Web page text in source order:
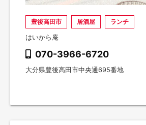
豊後高田市 居酒屋 ランチ
はいから庵
070-3966-6720
大分県豊後高田市中央通695番地